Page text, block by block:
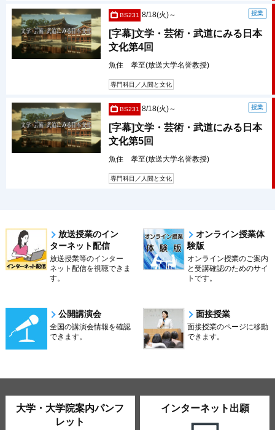
BS231 授業
8/18(火)～
[字幕]文学・芸術・武道にみる日本
文化第4回
魚住 孝至(放送大学名誉教授)
専門科目／人間と文化
BS231 授業
8/18(火)～
[字幕]文学・芸術・武道にみる日本
文化第5回
魚住 孝至(放送大学名誉教授)
専門科目／人間と文化
放送授業のイン
ターネット配信
放送授業等のインター
ネット配信を視聴できま
す。
オンライン授業体
験版
オンライン授業のご案内
と受講確認のためのサイ
トです。
公開講演会
全国の講演会情報を確認
できます。
面接授業
面接授業のページに移動
できます。
大学・大学院案内パンフ
レット
インターネット出願